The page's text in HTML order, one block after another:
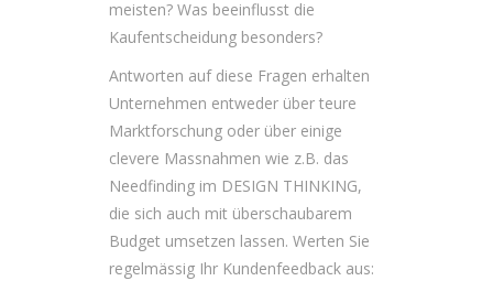
meisten? Was beeinflusst die
Kaufentscheidung besonders?
Antworten auf diese Fragen erhalten
Unternehmen entweder über teure
Marktforschung oder über einige
clevere Massnahmen wie z.B. das
Needfinding im DESIGN THINKING,
die sich auch mit überschaubarem
Budget umsetzen lassen. Werten Sie
regelmässig Ihr Kundenfeedback aus: